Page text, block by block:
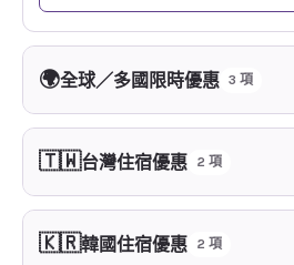
🌍全球／多國限時優惠 3 項
🇹🇼台灣住宿優惠 2 項
🇰🇷韓國住宿優惠 2 項